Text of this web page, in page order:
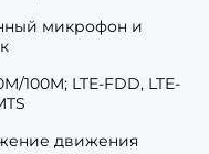
микрофон и
100M; LTE-FDD, LTE-
движения